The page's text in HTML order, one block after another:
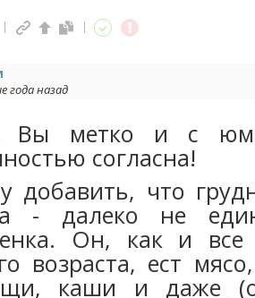
года назад
Вы метко и с
согласна!
добавить, что
- далеко не
Он, как и все
возраста, ест
каши и даже